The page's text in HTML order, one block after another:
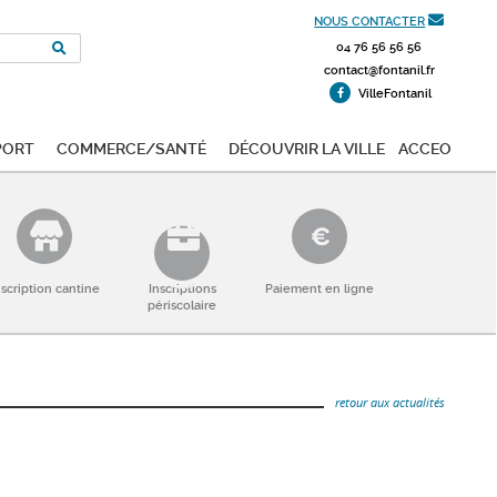
NOUS CONTACTER
04 76 56 56 56
contact@fontanil.fr
VilleFontanil
Commerce/Santé Découvrir la ville ACCEO
cantine
Inscriptions
périscolaire
Paiement en ligne
retour aux actualités